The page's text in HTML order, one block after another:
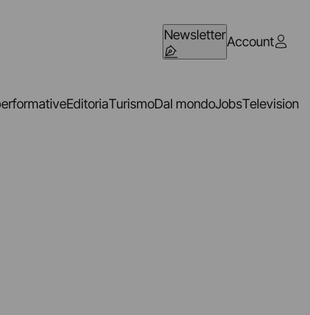
NewsletterAccount
EditoriaTurismoDal mondoJobsTelevision